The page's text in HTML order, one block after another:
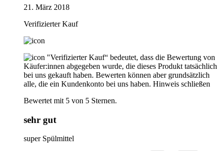
21. März 2018
Verifizierter Kauf
"Verifizierter Kauf“ bedeutet, dass die Bewertung von
Käufer:innen abgegeben wurde, die dieses Produkt tatsächlich
bei uns gekauft haben. Bewerten können aber grundsätzlich
alle, die ein Kundenkonto bei uns haben. Hinweis schließen
Bewertet mit 5 von 5 Sternen.
sehr gut
super Spülmittel